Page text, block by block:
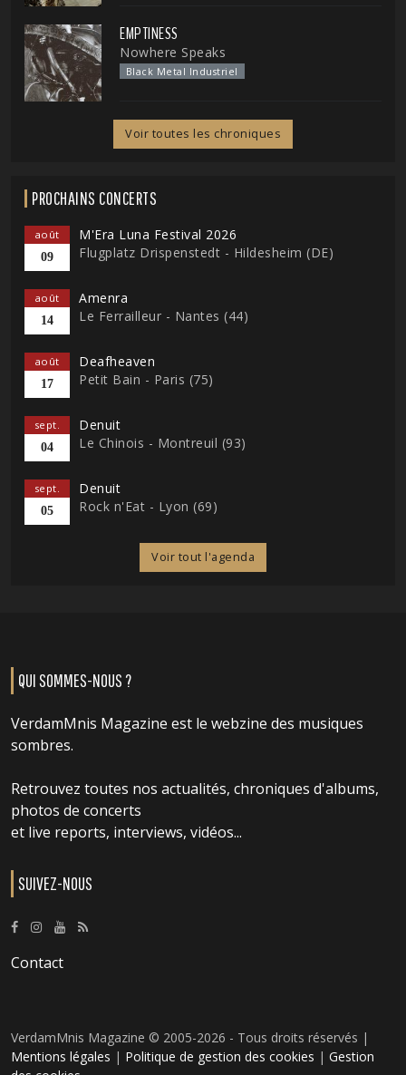
EMPTINESS
Nowhere Speaks
Black Metal Industriel
Voir toutes les chroniques
PROCHAINS CONCERTS
août
09
M'Era Luna Festival 2026
Flugplatz Drispenstedt - Hildesheim (DE)
août
14
Amenra
Le Ferrailleur - Nantes (44)
août
17
Deafheaven
Petit Bain - Paris (75)
sept.
04
Denuit
Le Chinois - Montreuil (93)
sept.
05
Denuit
Rock n'Eat - Lyon (69)
Voir tout l'agenda
QUI SOMMES-NOUS ?
VerdamMnis Magazine est le webzine des musiques
sombres.
Retrouvez toutes nos actualités, chroniques d'albums,
photos de concerts
et live reports, interviews, vidéos...
SUIVEZ-NOUS
Contact
VerdamMnis Magazine © 2005-2026 - Tous droits réservés |
Mentions légales | Politique de gestion des cookies | Gestion